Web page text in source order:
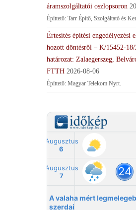
áramszolgáltatói oszlopsoron
Építtető: Tarr Építő, Szolgáltató és
Értesítés építési engedélyezési
hozott döntésről – K/15452-18/
határozat: Zalaegerszeg,
FTTH 2026-08-06
Építtető: Magyar Telekom Nyrt.